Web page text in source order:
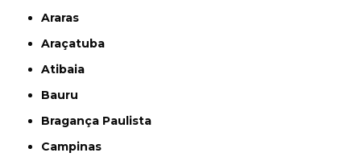
Araras
Araçatuba
Atibaia
Bauru
Bragança Paulista
Campinas